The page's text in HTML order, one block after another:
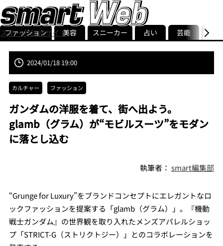
スマート公式サイト
smart最新号
記事一覧ランキング
ストリ
ファッション 美容 スニーカー 占い 芸能 グル
2024/01/18 19:00
カルチャー ファッション
ガンダムの洋服を着て、街へ出よう。
glamb（グラム）が“モビルスーツ”をモダン
に落とし込む
執筆者：smart編集部
“Grunge for Luxury”をブランドコンセプトにエレガントなロ
ックファッションを提案する「glamb（グラム）」。『機動
戦士ガンダム』の世界観を取り入れたメンズアパレルショッ
プ「STRICT-G（ストリクトジー）」とのコラボレーションを